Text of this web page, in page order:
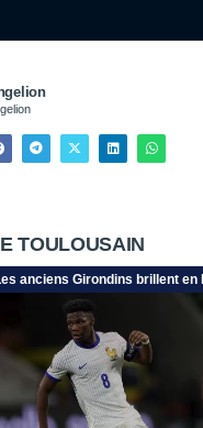
TOULOUSAIN